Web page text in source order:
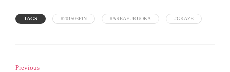
TAGS #201503FIN #AREAFUKUOKA #GKAZE
Previous